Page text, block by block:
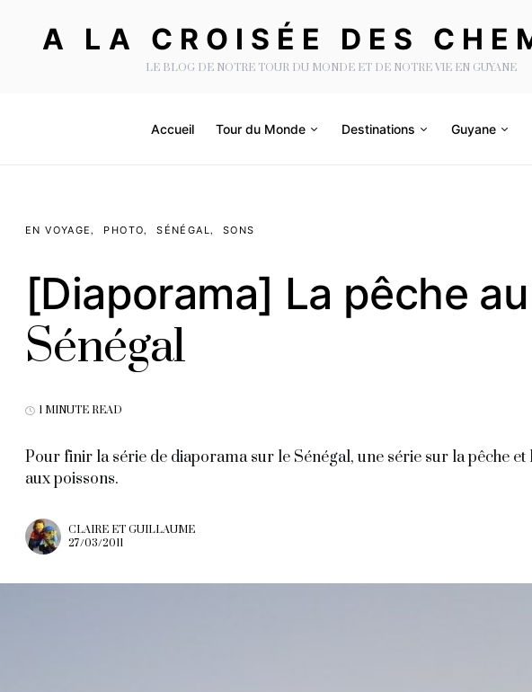
A LA CROISÉE DES
LE BLOG DE NOTRE TOUR DU MONDE ET DE NOTRE VIE EN GUYANE
Accueil Tour du Monde Destinations Guyane
EN VOYAGE PHOTO SÉNÉGAL SONS
[Diaporama] La pêche au
Sénégal
1 MINUTE READ
Pour finir la série de diaporama sur le Sénégal, une série sur la pêche et
aux poissons.
CLAIRE ET GUILLAUME
27/03/2011